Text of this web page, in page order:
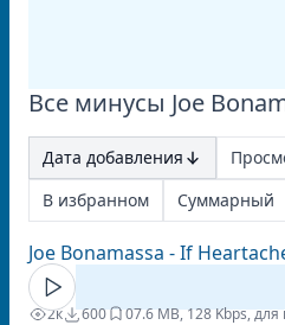
Все минусы Joe
Дата добавления
В избранном
Суммарный
Joe Bonamassa - If
2к 600 07.6 MB, 128 Kbps, для